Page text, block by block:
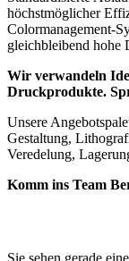
höchstmöglicher
Colormanagement-
gleichbleibend hohe
Wir verwandeln
Druckprodukte.
Unsere
Gestaltung,
Veredelung,
Komm ins Team
Sie sehen gerade